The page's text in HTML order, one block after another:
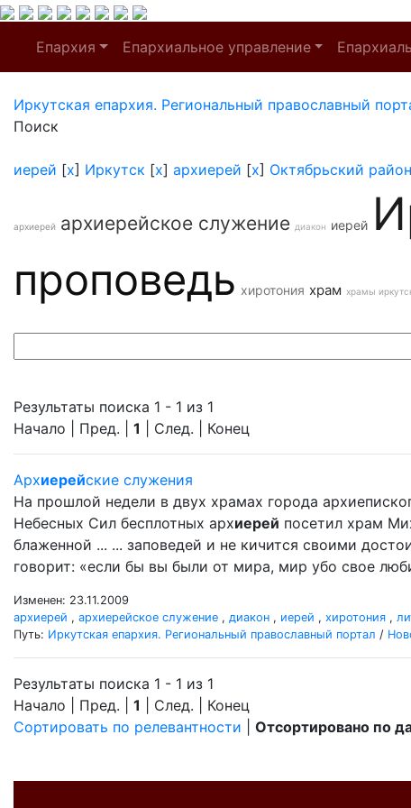
Епархия Епархиальное управление
Иркутская епархия. Региональный православный
Поиск
иерей [x] Иркутск [x] архиерей [x] Октябрьский район
архиерей архиерейское служение диакон иерей
проповедь хиротония храм храмы
Результаты поиска 1 - 1 из 1
Начало | Пред. | 1 | След. | Конец
Архиерейские служения
На прошлой недели в двух храмах города
Небесных Сил бесплотных архиерей посетил храм
блаженной ... ... заповедей и не кичится своими
говорит: «если бы вы были от мира, мир убо свое
Изменен: 23.11.2009
архиерей , архиерейское служение , диакон , иерей , хиротония ,
Путь: Иркутская епархия. Региональный православный портал /
Результаты поиска 1 - 1 из 1
Начало | Пред. | 1 | След. | Конец
Сортировать по релевантности
Отсортировано по